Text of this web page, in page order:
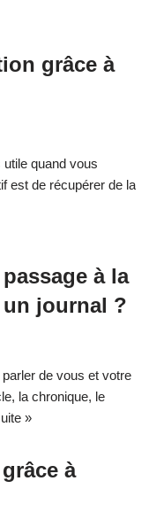
grâce à
quand vous
est de récupérer de la
à la
journal ?
de vous et votre
la chronique, le
»
à